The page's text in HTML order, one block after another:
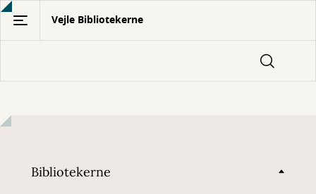
Gå
hovedindhold
Vejle Bibliotekerne
Bibliotekerne